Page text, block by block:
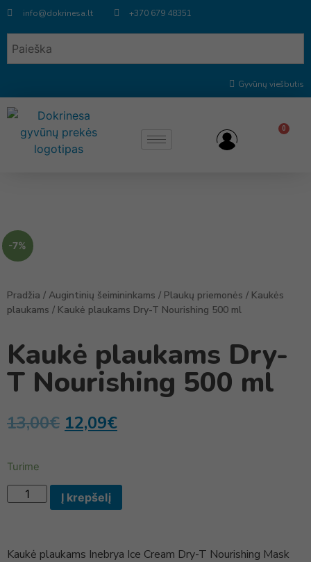
info@dokrinesa.lt +370 679 48351
Gyvūnų viešbutis
0
-7%
Pradžia / Augintinių šeimininkams / Plaukų priemonės / Kaukės
plaukams / Kaukė plaukams Dry-T Nourishing 500 ml
Kaukė plaukams Dry-
T Nourishing 500 ml
13,00€ 12,09€
Turime
Į krepšelį
Kaukė plaukams Inebrya Ice Cream Dry-T Nourishing Mask